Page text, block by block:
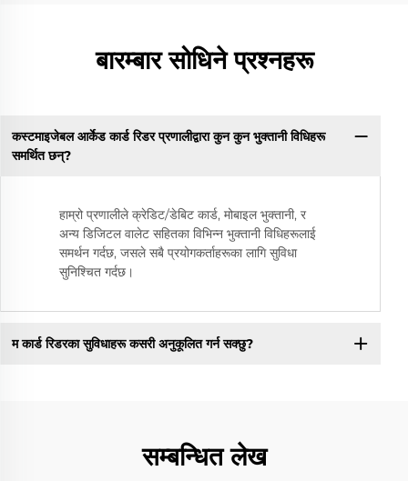
बारम्बार सोधिने प्रश्नहरू
कस्टमाइजेबल आर्केड कार्ड रिडर प्रणालीद्वारा कुन कुन भुक्तानी विधिहरू
समर्थित छन्?
हाम्रो प्रणालीले क्रेडिट/डेबिट कार्ड, मोबाइल भुक्तानी, र
अन्य डिजिटल वालेट सहितका विभिन्न भुक्तानी विधिहरूलाई
समर्थन गर्दछ, जसले सबै प्रयोगकर्ताहरूका लागि सुविधा
सुनिश्चित गर्दछ।
म कार्ड रिडरका सुविधाहरू कसरी अनुकूलित गर्न सक्छु?
सम्बन्धित लेख